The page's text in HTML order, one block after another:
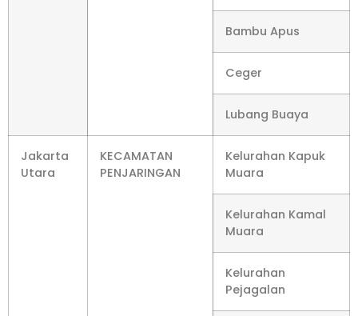
Bambu Apus
Ceger
Lubang Buaya
Jakarta
Utara
KECAMATAN
PENJARINGAN
Kelurahan Kapuk
Muara
Kelurahan Kamal
Muara
Kelurahan
Pejagalan